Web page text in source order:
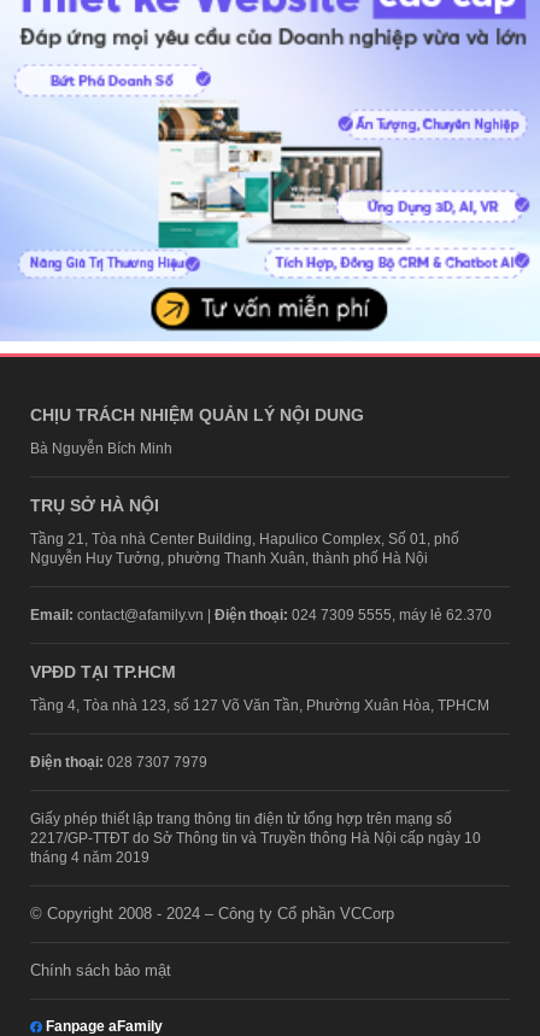
CHỊU TRÁCH NHIỆM QUẢN LÝ NỘI DUNG
Bà Nguyễn Bích Minh
TRỤ SỞ HÀ NỘI
Tầng 21, Tòa nhà Center Building, Hapulico Complex, Số 01, phố
Nguyễn Huy Tưởng, phường Thanh Xuân, thành phố Hà Nội
Email: contact@afamily.vn | Điện thoại: 024 7309 5555, máy lẻ 62.370
VPĐD TẠI TP.HCM
Tầng 4, Tòa nhà 123, số 127 Võ Văn Tần, Phường Xuân Hòa, TPHCM
Điện thoại: 028 7307 7979
Giấy phép thiết lập trang thông tin điện tử tổng hợp trên mạng số
2217/GP-TTĐT do Sở Thông tin và Truyền thông Hà Nội cấp ngày 10
tháng 4 năm 2019
© Copyright 2008 - 2024 – Công ty Cổ phần VCCorp
Chính sách bảo mật
Fanpage aFamily